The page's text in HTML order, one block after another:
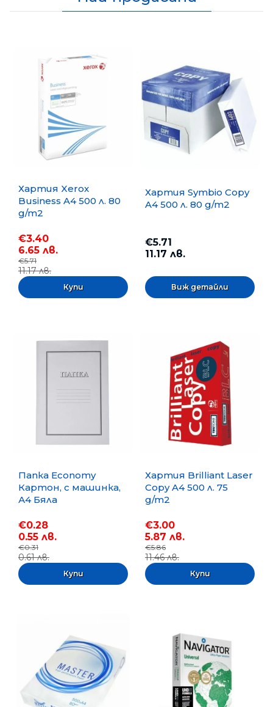
Хартия Xerox
Business A4 500 л. 80
g/m2
€3.40
6.65 лв.
€5.71
11.17 лв.
Хартия Symbio Copy
A4 500 л. 80 g/m2
€5.71
11.17 лв.
Виж детайли
Папка Economy
Картон, с машинка,
А4 Бяла
€0.28
0.55 лв.
€0.31
0.61 лв.
Хартия Brilliant Laser
Copy A4 500 л. 75
g/m2
€3.00
5.87 лв.
€5.86
11.46 лв.